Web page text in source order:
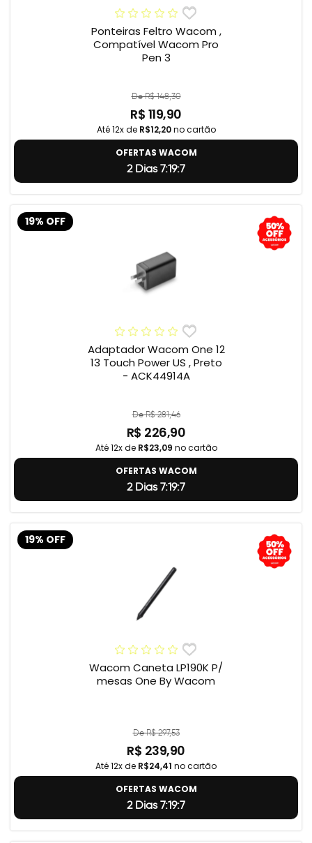
Ponteiras Feltro Wacom ,
Compatível Wacom Pro
Pen 3
De R$ 148,30
R$ 119,90
Até 12x de R$12,20no cartão
OFERTAS WACOM
2 Dias 7:19:5
19% OFF
Adaptador Wacom One 12
13 Touch Power US , Preto
- ACK44914A
De R$ 281,46
R$ 226,90
Até 12x de R$23,09 no cartão
OFERTAS WACOM
2 Dias 7:19:5
19% OFF
Wacom Caneta LP190K P/
mesas One By Wacom
De R$ 297,53
R$ 239,90
Até 12x de R$24,41 no cartão
OFERTAS WACOM
2 Dias 7:19:5